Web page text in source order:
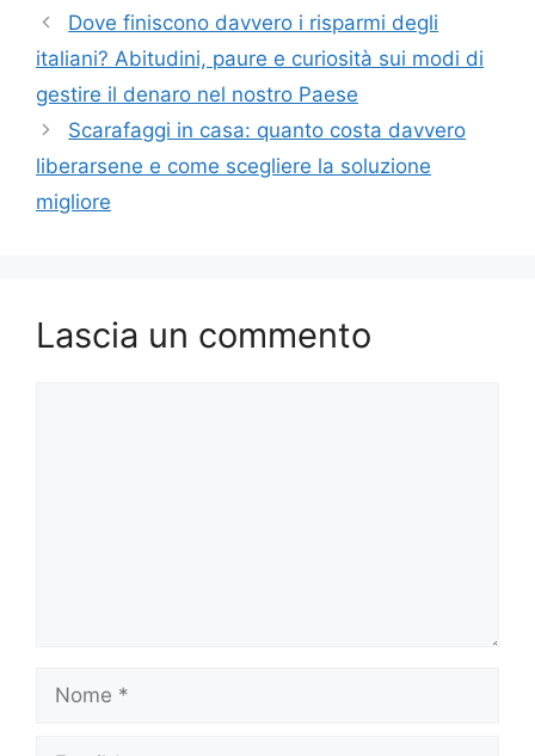
Dove finiscono davvero i risparmi degli
italiani? Abitudini, paure e curiosità sui modi di
gestire il denaro nel nostro Paese
Scarafaggi in casa: quanto costa davvero
liberarsene e come scegliere la soluzione
migliore
Lascia un commento